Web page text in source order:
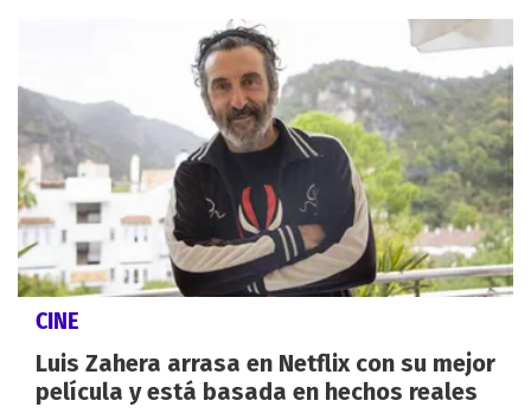
CINE
Luis Zahera arrasa en Netflix con su mejor
película y está basada en hechos reales